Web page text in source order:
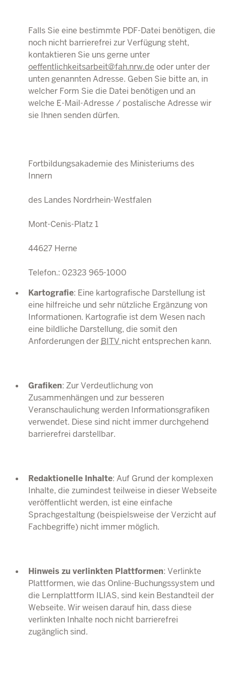
Falls Sie eine bestimmte PDF-Datei benötigen, die
noch nicht barrierefrei zur Verfügung steht,
kontaktieren Sie uns gerne unter
oeffentlichkeitsarbeit@fah.nrw.de oder unter der
unten genannten Adresse. Geben Sie bitte an, in
welcher Form Sie die Datei benötigen und an
welche E-Mail-Adresse / postalische Adresse wir
sie Ihnen senden dürfen.
Fortbildungsakademie des Ministeriums des
Innern
des Landes Nordrhein-Westfalen
Mont-Cenis-Platz 1
44627 Herne
Telefon.: 02323 965-1000
Kartografie: Eine kartografische Darstellung ist
eine hilfreiche und sehr nützliche Ergänzung von
Informationen. Kartografie ist dem Wesen nach
eine bildliche Darstellung, die somit den
Anforderungen der BITV nicht entsprechen kann.
Grafiken: Zur Verdeutlichung von
Zusammenhängen und zur besseren
Veranschaulichung werden Informationsgrafiken
verwendet. Diese sind nicht immer durchgehend
barrierefrei darstellbar.
Redaktionelle Inhalte: Auf Grund der komplexen
Inhalte, die zumindest teilweise in dieser Webseite
veröffentlicht werden, ist eine einfache
Sprachgestaltung (beispielsweise der Verzicht auf
Fachbegriffe) nicht immer möglich.
Hinweis zu verlinkten Plattformen: Verlinkte
Plattformen, wie das Online-Buchungssystem und
die Lernplattform ILIAS, sind kein Bestandteil der
Webseite. Wir weisen darauf hin, dass diese
verlinkten Inhalte noch nicht barrierefrei
zugänglich sind.